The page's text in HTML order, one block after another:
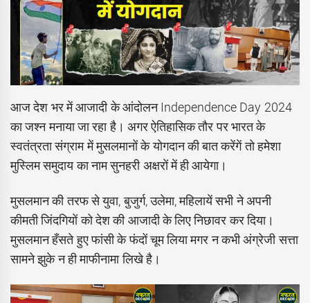
आज देश भर में आजादी के आंदोलन Independence Day 2024
का जश्न मनाया जा रहा है। अगर ऐतिहासिक तौर पर भारत के
स्वतंत्रता संग्राम में मुसलमानों के योगदान की बात करेंगें तो हमेशा
मुस्लिम समुदाय का नाम सुनहरी अक्षरों में ही आयेगा।
मुसलमान की तरफ से युवा, बुजुर्ग, उलेमा, महिलायें सभी ने अपनी
कीमती जिंदगियों को देश की आजादी के लिए निछावर कर दिया।
मुसलमान हँसते हुए फांसी के फंदों चूम लिया मगर न कभी अंग्रेजी सत्ता
सामने झुके न ही माफीनामा लिखे है।